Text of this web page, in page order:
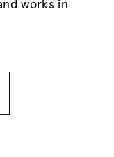
works in